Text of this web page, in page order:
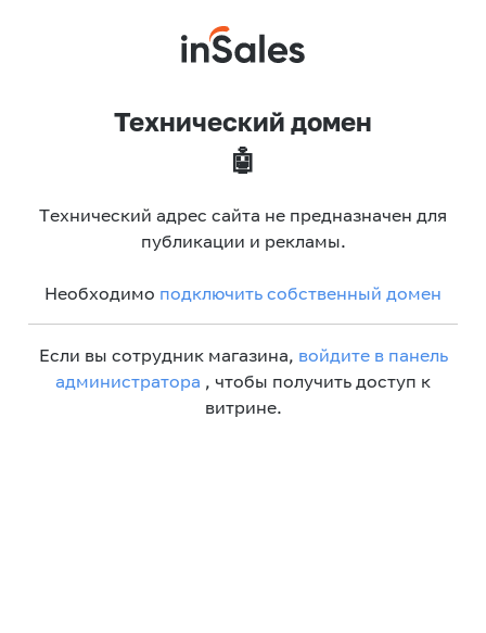
Технический домен
🤖
Технический адрес сайта не предназначен для
публикации и рекламы.
Необходимо подключить собственный домен
Если вы сотрудник магазина, войдите в панель
администратора , чтобы получить доступ к
витрине.